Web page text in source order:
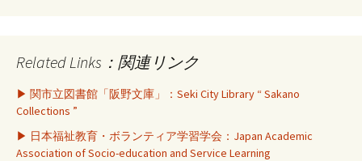
Related Links：関連リンク
▶ 関市立図書館「阪野文庫」：Seki City Library “ Sakano
Collections ”
▶ 日本福祉教育・ボランティア学習学会：Japan Academic
Association of Socio-education and Service Learning